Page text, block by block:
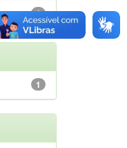
1
1